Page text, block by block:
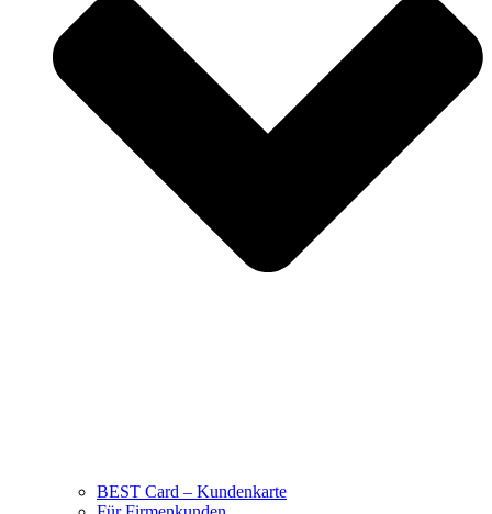
BEST Card – Kundenkarte